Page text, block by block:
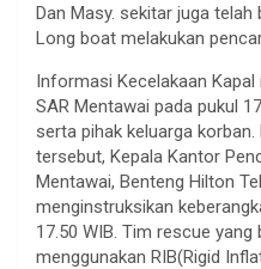
Dan Masy. sekitar juga
Long boat melakukan
​Informasi Kecelakaan
SAR Mentawai pada pukul
serta pihak keluarga
tersebut, Kepala Kantor
Mentawai, Benteng Hilton
menginstruksikan
17.50 WIB. Tim rescue
menggunakan RIB(Rigid